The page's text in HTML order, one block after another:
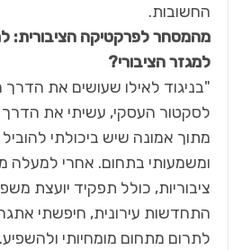
החשובות.
מהמסחר לפרקטיקה הציבורית:
למגזר הציבורי?
"בניגוד לאילו שעושים את הדרך
לסקטור העסקי, עשיתי את
מתוך אמונה שיש ביכולתי להוביל
ומשמעותי בתחום. אחרי למעלה
ציבוריות, כולל תפקיד יועצת
התחדשות עירונית, חיפשתי
לתרום מתחום מומחיותי